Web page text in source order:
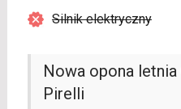
Nowa opona letnia
Pirelli
Silnik elektryczny